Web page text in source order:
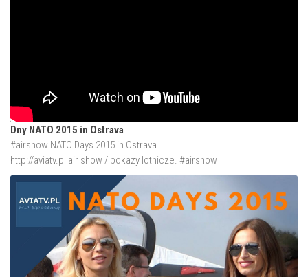
Dny NATO 2015 in Ostrava
#airshow NATO Days 2015 in Ostrava
http://aviatv.pl air show / pokazy lotnicze. #airshow